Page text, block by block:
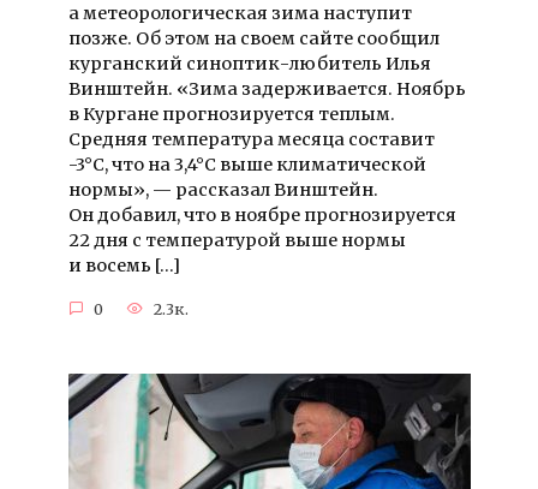
а метеорологическая зима наступит
позже. Об этом на своем сайте сообщил
курганский синоптик-любитель Илья
Винштейн. «Зима задерживается. Ноябрь
в Кургане прогнозируется теплым.
Средняя температура месяца составит
-3°C, что на 3,4°C выше климатической
нормы», — рассказал Винштейн.
Он добавил, что в ноябре прогнозируется
22 дня с температурой выше нормы
и восемь […]
0 2.3к.